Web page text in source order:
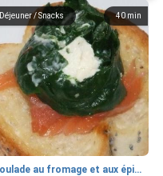
40 min
Déjeuner / Snacks
roulade au fromage et aux épinards